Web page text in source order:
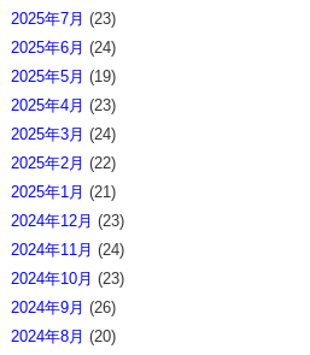
2025年7月 (23)
2025年6月 (24)
2025年5月 (19)
2025年4月 (23)
2025年3月 (24)
2025年2月 (22)
2025年1月 (21)
2024年12月 (23)
2024年11月 (24)
2024年10月 (23)
2024年9月 (26)
2024年8月 (20)